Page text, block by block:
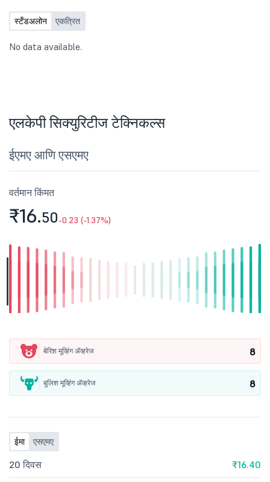
स्टँडअलोन एकत्रित
No data available.
एलकेपी सिक्युरिटीज टेक्निकल्स
ईएमए आणि एसएमए
वर्तमान किंमत
₹16.50-0.23 (-1.37%)
बेरिश मूव्हिंग ॲव्हरेज 8
बुलिश मूव्हिंग ॲव्हरेज 8
ईमा एसएमए
20 दिवस ₹16.40